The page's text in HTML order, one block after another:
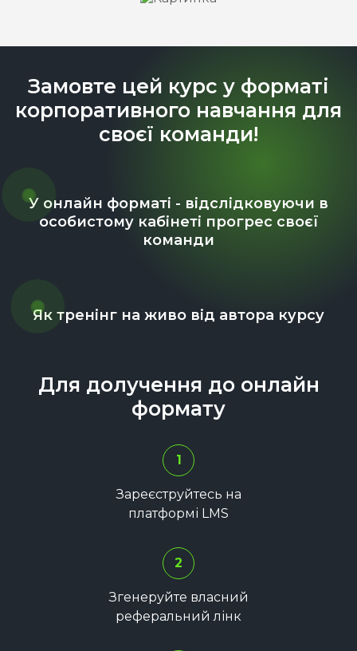
Замовте цей курс у форматі
корпоративного навчання для
своєї команди!
У онлайн форматі - відслідковуючи в
особистому кабінеті прогрес своєї
команди
Як тренінг на живо від автора курсу
Для долучення до онлайн
формату
1
Зареєструйтесь на
платформі LMS
2
Згенеруйте власний
реферальний лінк